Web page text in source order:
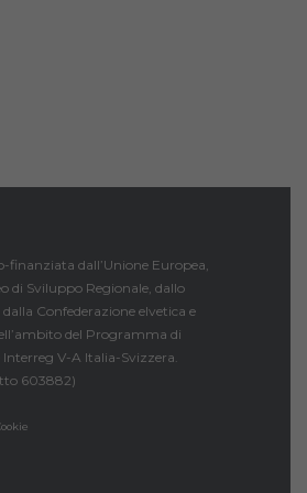
finanziata dall’Unione Europea,
di Sviluppo Regionale, dallo
Confederazione elvetica e
del Programma di
Interreg V-A Italia-Svizzera.
603882)